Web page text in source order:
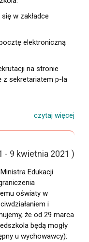
w zakładce
elektroniczną
na stronie
z sekretariatem p-la
- 9 kwietnia 2021 )
Edukacji
oświaty w
i
że od 29 marca
będą mogły
u wychowawcy):